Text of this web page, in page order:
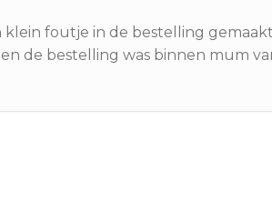
klein foutje in de bestelling
de bestelling was binnen mum